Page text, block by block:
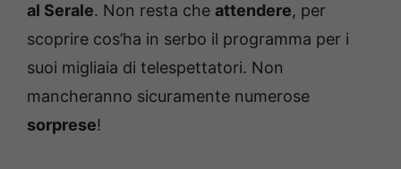
al Serale. Non resta che attendere, per
scoprire cos’ha in serbo il programma per i
suoi migliaia di telespettatori. Non
mancheranno sicuramente numerose
sorprese!